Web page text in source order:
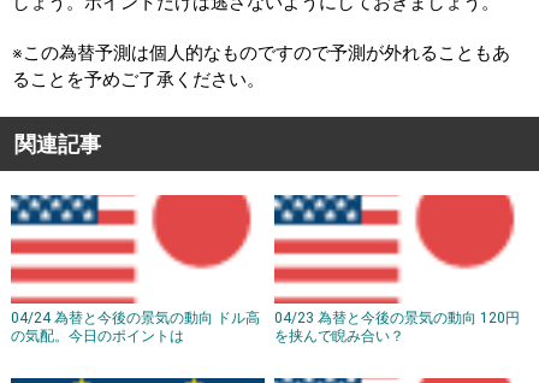
※この為替予測は個人的なものですので予測が外れることもあ
ることを予めご了承ください。
関連記事
04/24 為替と今後の景気の動向 ドル高
の気配。今日のポイントは
04/23 為替と今後の景気の動向 120円
を挟んで睨み合い？